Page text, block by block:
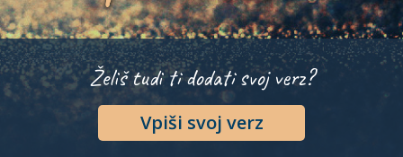
Želiš tudi ti dodati svoj verz?
Vpiši svoj verz